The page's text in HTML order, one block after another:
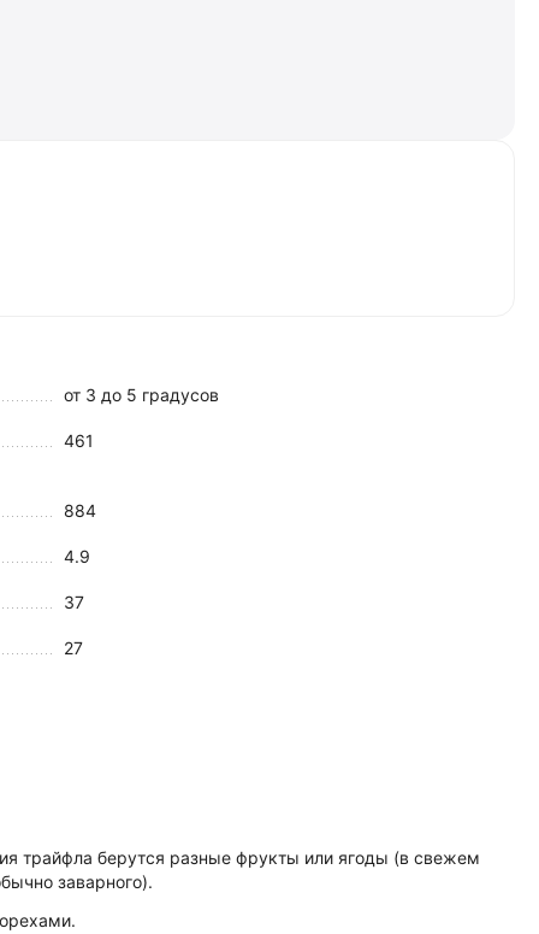
от 3 до 5 градусов
461
884
4.9
37
27
трайфла берутся разные фрукты или ягоды (в свежем
заварного).